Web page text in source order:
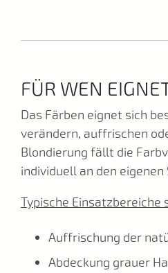
FÜR WEN
Das Färben eignet sich
verändern, auffrischen
Blondierung fällt die
individuell an den
Typische Einsatzbereiche
Auffrischung der
Abdeckung grauer